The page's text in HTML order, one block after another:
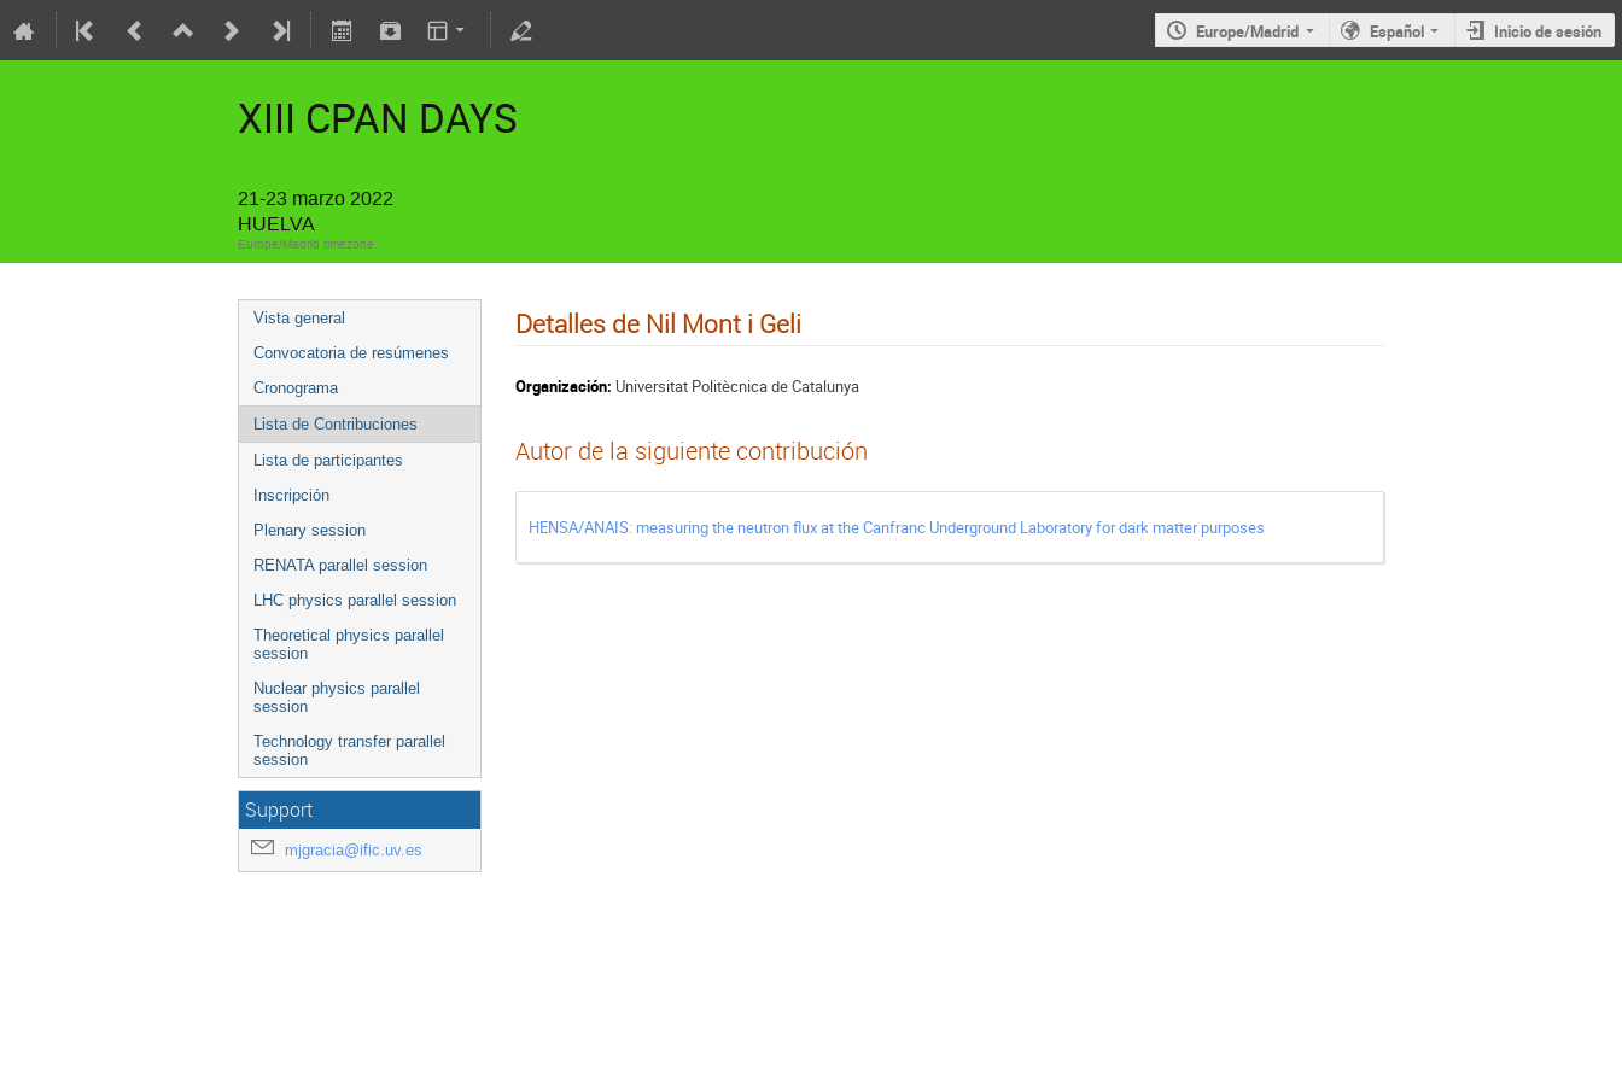
Europe/Madrid Español Inicio de sesión
XIII CPAN DAYS
21-23 marzo 2022
HUELVA
Europe/Madrid timezone
Vista general
Convocatoria de resúmenes
Cronograma
Lista de Contribuciones
Lista de participantes
Inscripción
Plenary session
RENATA parallel session
LHC physics parallel session
Theoretical physics parallel
session
Nuclear physics parallel
session
Technology transfer parallel
session
Support
mjgracia@ific.uv.es
Detalles de Nil Mont i Geli
Organización: Universitat Politècnica de Catalunya
Autor de la siguiente contribución
HENSA/ANAIS: measuring the neutron flux at the Canfranc Underground Laboratory for dark matter purposes